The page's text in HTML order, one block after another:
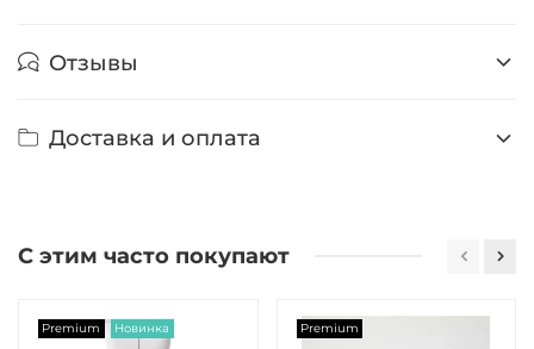
Отзывы
Доставка и оплата
С этим часто покупают
Premium Новинка Premium